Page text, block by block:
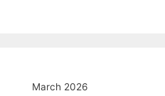
March 2026